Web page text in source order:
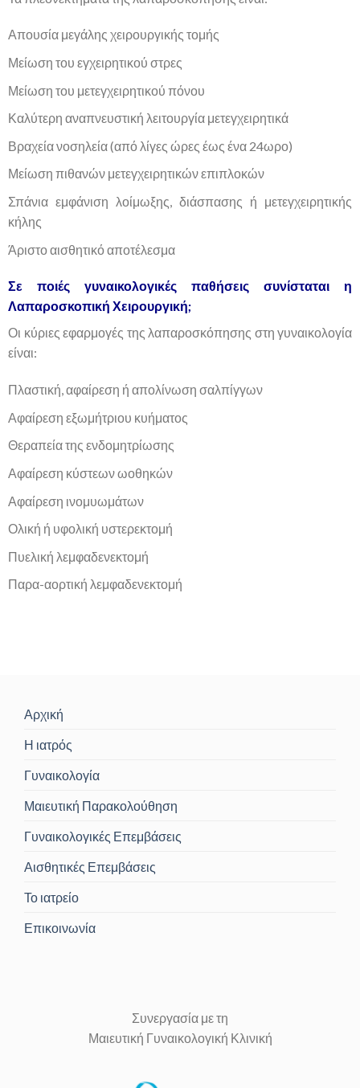
Απουσία μεγάλης χειρουργικής τομής
Μείωση του εγχειρητικού στρες
Μείωση του μετεγχειρητικού πόνου
Καλύτερη αναπνευστική λειτουργία μετεγχειρητικά
Βραχεία νοσηλεία (από λίγες ώρες έως ένα 24ωρο)
Μείωση πιθανών μετεγχειρητικών επιπλοκών
Σπάνια εμφάνιση λοίμωξης, διάσπασης ή μετεγχειρητικής
κήλης
Άριστο αισθητικό αποτέλεσμα
Σε ποιές γυναικολογικές παθήσεις συνίσταται η
Λαπαροσκοπική Χειρουργική;
Οι κύριες εφαρμογές της λαπαροσκόπησης στη γυναικολογία
είναι:
Πλαστική, αφαίρεση ή απολίνωση σαλπίγγων
Αφαίρεση εξωμήτριου κυήματος
Θεραπεία της ενδομητρίωσης
Αφαίρεση κύστεων ωοθηκών
Αφαίρεση ινομυωμάτων
Ολική ή υφολική υστερεκτομή
Πυελική λεμφαδενεκτομή
Παρα-αορτική λεμφαδενεκτομή
Αρχική
Η ιατρός
Γυναικολογία
Μαιευτική Παρακολούθηση
Γυναικολογικές Επεμβάσεις
Αισθητικές Επεμβάσεις
Το ιατρείο
Επικοινωνία
Συνεργασία με τη
Μαιευτική Γυναικολογική Κλινική